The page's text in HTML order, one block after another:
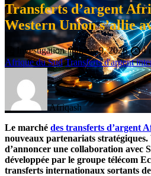
Transferts d’argent
Western Union s’allie
Investigation mars 9, 2026 4
Afrique du Sud Transferts d'argent
Afriqash
Le marché des transferts d’argent
nouveaux partenariats
d’annoncer une collaboration avec
développée par le groupe télécom
transferts internationaux sortants